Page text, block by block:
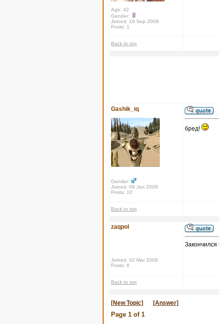
Age: 42
Gender:
Joined: 16 Sep 2008
Posts: 1
Back to top
Gashik_iq
Gender:
Joined: 09 Jan 2009
Posts: 10
бред!
Back to top
zaqpol
Joined: 02 Mar 2009
Posts: 6
Закончился
Back to top
[New Topic] [Answer]
Page 1 of 1